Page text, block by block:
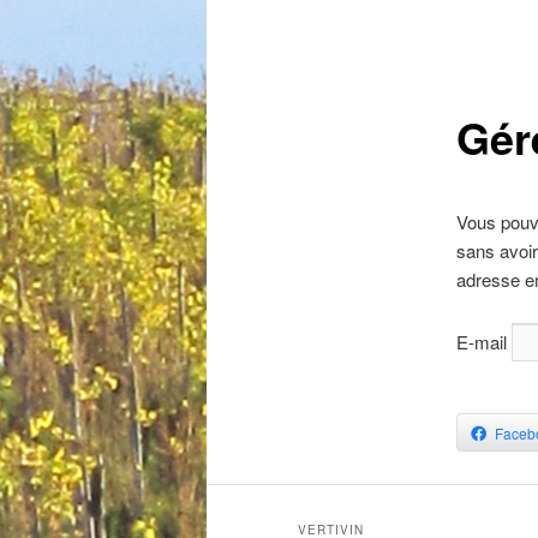
Vous
sans
adresse
E-mail
VERTIVIN